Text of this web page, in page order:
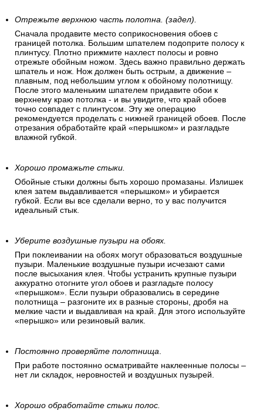
Отрежьте верхнюю часть полотна. (задел).
Сначала продавите место соприкосновения обоев с
границей потолка. Большим шпателем подоприте полосу к
плинтусу. Плотно прижмите нахлест полосы и ровно
отрежьте обойным ножом. Здесь важно правильно держать
шпатель и нож. Нож должен быть острым, а движение –
плавным, под небольшим углом к обойному полотнищу.
После этого маленьким шпателем придавите обои к
верхнему краю потолка - и вы увидите, что край обоев
точно совпадет с плинтусом. Эту же операцию
рекомендуется проделать с нижней границей обоев. После
отрезания обработайте край «перышком» и разгладьте
влажной губкой.
Хорошо промажьте стыки.
Обойные стыки должны быть хорошо промазаны. Излишек
клея затем выдавливается «перышком» и убирается
губкой. Если вы все сделали верно, то у вас получится
идеальный стык.
Уберите воздушные пузыри на обоях.
При поклеивании на обоях могут образоваться воздушные
пузыри. Маленькие воздушные пузыри исчезают сами
после высыхания клея. Чтобы устранить крупные пузыри
аккуратно отогните угол обоев и разгладьте полосу
«перышком». Если пузыри образовались в середине
полотнища – разгоните их в разные стороны, дробя на
мелкие части и выдавливая на край. Для этого используйте
«перышко» или резиновый валик.
Постоянно проверяйте полотнища.
При работе постоянно осматривайте наклеенные полосы –
нет ли складок, неровностей и воздушных пузырей.
Хорошо обработайте стыки полос.